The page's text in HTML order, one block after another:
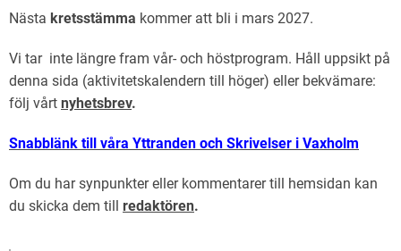
Nästa kretsstämma kommer att bli i mars 2027.
Vi tar inte längre fram vår- och höstprogram. Håll uppsikt på
denna sida (aktivitetskalendern till höger) eller bekvämare:
följ vårt nyhetsbrev.
Snabblänk till våra Yttranden och Skrivelser i Vaxholm
Om du har synpunkter eller kommentarer till hemsidan kan
du skicka dem till redaktören.